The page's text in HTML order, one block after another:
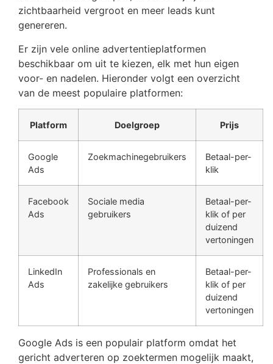
zichtbaarheid vergroot en meer leads kunt
genereren.
Er zijn vele online advertentieplatformen
beschikbaar om uit te kiezen, elk met hun eigen
voor- en nadelen. Hieronder volgt een overzicht
van de meest populaire platformen:
Platform Doelgroep Prijs
Google
Ads
Zoekmachinegebruikers
Betaal-per-
klik
Facebook
Ads
Sociale media
gebruikers
Betaal-per-
klik of per
duizend
vertoningen
LinkedIn
Ads
Professionals en
zakelijke gebruikers
Betaal-per-
klik of per
duizend
vertoningen
Google Ads is een populair platform omdat het
gericht adverteren op zoektermen mogelijk maakt,